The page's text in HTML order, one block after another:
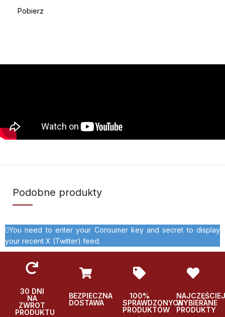
Pobierz
Podobne produkty
You need to enter your Consumer key and secret to display
your recent X (Twitter) feed.
30 DNI
NA
ZWROT
PRODUKTU
BEZPIECZNA
DOSTAWA
100%
SPRAWDZONYCH
PRODUKTÓW
NAJCZĘŚCIEJ
WYBIERANE
PRODUKTY